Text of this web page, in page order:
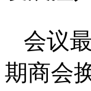
会议
期商会